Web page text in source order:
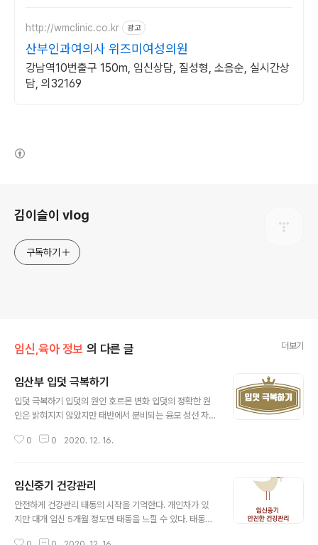
http://wmclinic.co.kr 광고
산부인과여의사 위즈미여성의원
강남역10번출구 150m, 임신상담, 질성형, 소음순, 실시간상
담, 의32169
김이슬이 vlog
구독하기
임신,육아 정보 의 다른 글 더보기
임산부 입덧 극복하기
입덧 극복하기 입덧의 원인 호르몬 변화 입덧의 정확한 원
인은 밝혀지지 않았지만 태반에서 분비되는 융모 성선 자
이 가장 신빙성 있다. 융모 성선 자극 호르몬의 수치가 증가
따른다는 생각으로 임신부 스스로 속이 불편하다고 느끼는
심리적 원인도 크다. 대부분의 경우 스트레스를 받거나 정
신적으로 불안정하고 예민하며 신경질적일 때 입덧이 더
0 0 2020. 12. 16.
임신중기 건강관리
안전하게 건강관리 태동의 시작을 기억한다. 개인차가 있
지만 대개 임신 5개월 정도면 태동을 느낄 수 있다. 태동은